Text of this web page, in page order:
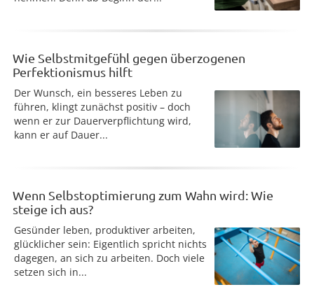
Wie Selbstmitgefühl gegen überzogenen
Perfektionismus hilft
Der Wunsch, ein besseres Leben zu
führen, klingt zunächst positiv – doch
wenn er zur Dauerverpflichtung wird,
kann er auf Dauer...
Wenn Selbstoptimierung zum Wahn wird: Wie
steige ich aus?
Gesünder leben, produktiver arbeiten,
glücklicher sein: Eigentlich spricht nichts
dagegen, an sich zu arbeiten. Doch viele
setzen sich in...